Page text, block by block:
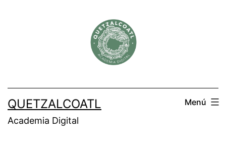
QUETZALCOATL
Academia Digital
Menú